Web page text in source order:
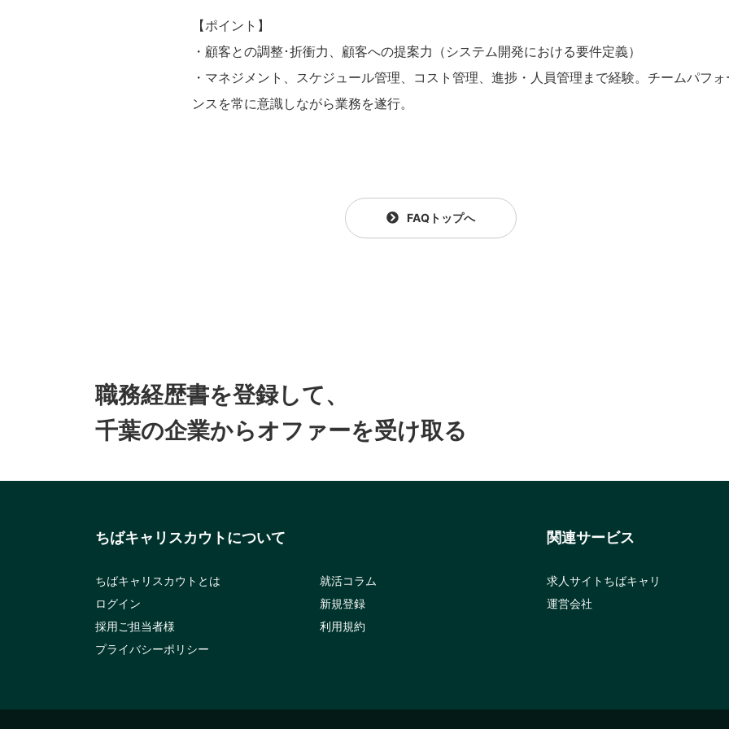
【ポイント】
・顧客との調整･折衝力、顧客への提案力（システム開発における要件定義）
・マネジメント、スケジュール管理、コスト管理、進捗・人員管理まで経験。チームパフォ
ンスを常に意識しながら業務を遂行。
FAQトップへ
職務経歴書を登録して、
千葉の企業からオファーを受け取る
ちばキャリスカウトについて
ちばキャリスカウトとは
就活コラム
ログイン
新規登録
採用ご担当者様
利用規約
プライバシーポリシー
関連サービス
求人サイトちばキャリ
運営会社